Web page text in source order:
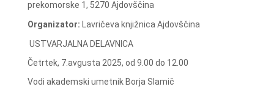
prekomorske 1, 5270 Ajdovščina
Organizator: Lavričeva knjižnica Ajdovščina
USTVARJALNA DELAVNICA
Četrtek, 7.avgusta 2025, od 9.00 do 12.00
Vodi akademski umetnik Borja Slamič